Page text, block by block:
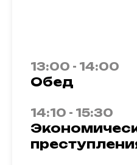
13:00 - 14:00
Обед
14:10 - 15:30